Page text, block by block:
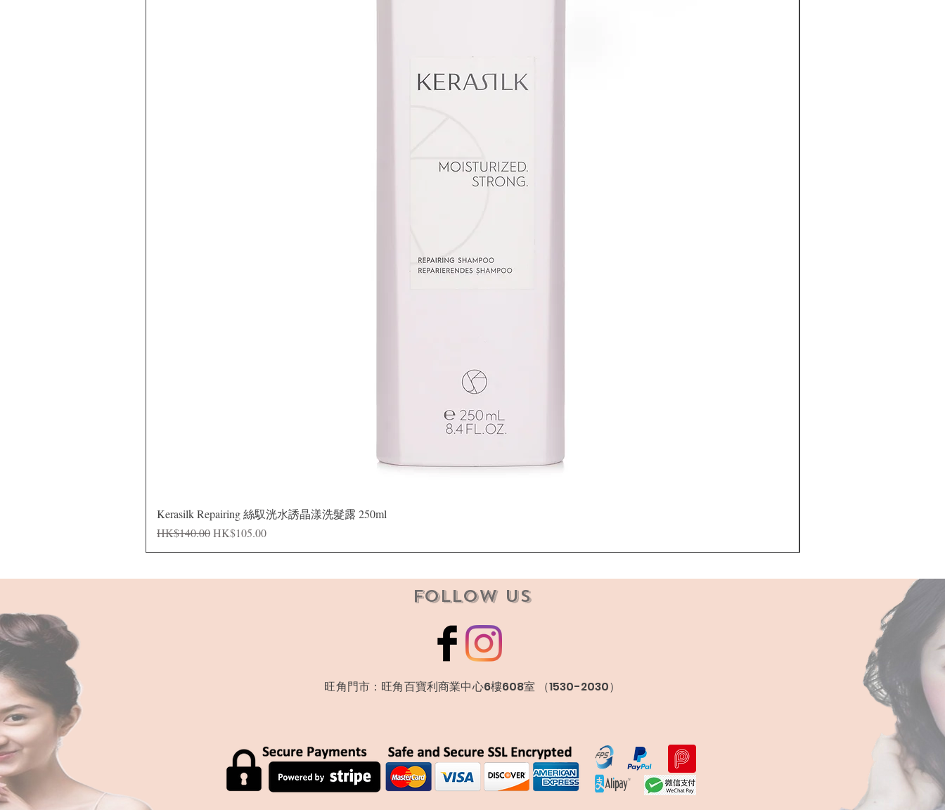
Kerasilk Repairing 絲馭洸水誘晶漾洗髮露 250ml
一般價格
HK$140.00促銷價格
HK$105.00
Follow Us
​旺角門市：旺角百寶利商業中心6樓608室 （1530-2030）